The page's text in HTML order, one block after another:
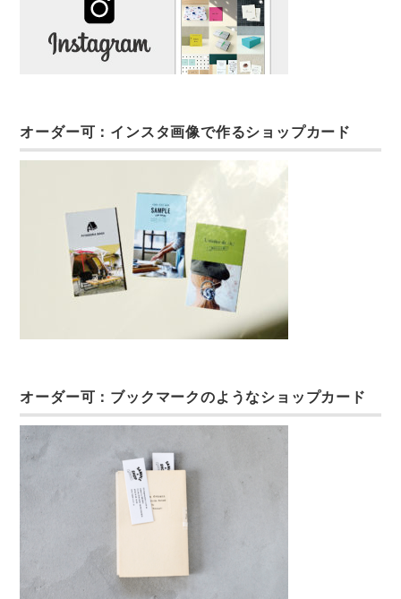
オーダー可：インスタ画像で作るショップカード
オーダー可：ブックマークのようなショップカード